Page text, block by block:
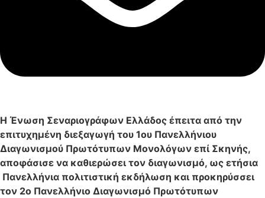
Η Ένωση Σεναριογράφων Ελλάδος έπειτα από την
επιτυχημένη διεξαγωγή του 1ου Πανελλήνιου
Διαγωνισμού Πρωτότυπων Μονολόγων επί Σκηνής,
αποφάσισε να καθιερώσει τον διαγωνισμό, ως ετήσια
Πανελλήνια πολιτιστική εκδήλωση και προκηρύσσει
τον 2ο Πανελλήνιο Διαγωνισμό Πρωτότυπων